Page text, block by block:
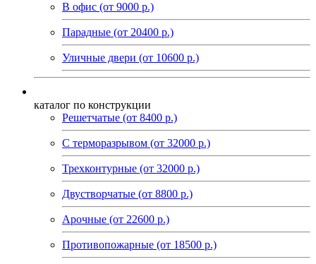
В офис (от 9000 р.)
Парадные (от 20400 р.)
Уличные двери (от 10600 р.)
каталог по конструкции
Решетчатые (от 8400 р.)
С терморазрывом (от 32000 р.)
Трехконтурные (от 32000 р.)
Двустворчатые (от 8800 р.)
Арочные (от 22600 р.)
Противопожарные (от 18500 р.)